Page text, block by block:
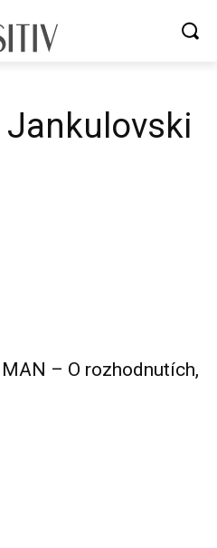
Jankulovski
– O rozhodnutích,